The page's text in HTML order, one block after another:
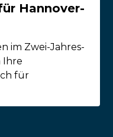
Hannover-
im Zwei-Jahres-
Ihre
für